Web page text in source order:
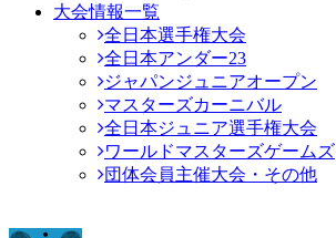
大会情報一覧
全日本選手権大会
全日本アンダー23
ジャパンジュニアオープン
マスターズカーニバル
全日本ジュニア選手権大会
ワールドマスターズゲームズ
団体会員主催大会・その他